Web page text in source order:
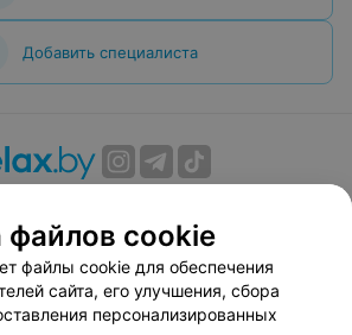
Добавить специалиста
договор
Способы оплаты
по использованию сервиса
«Афиша»
соглашение
файлов cookie
файлы cookie для обеспечения
сайта, его улучшения, сбора
персонализированных